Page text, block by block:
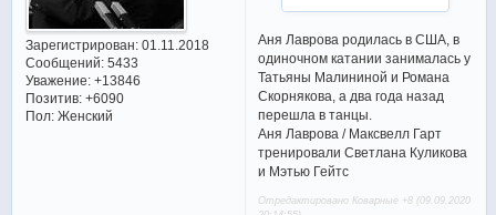
Зарегистрирован: 01.11.2018
Сообщений:5433
Уважение: +13846
Позитив: +6090
Пол:Женский
Аня Лаврова родилась в США, в
одиночном катании занималась у
Татьяны Малининой и Романа
Скорнякова, а два года назад
перешла в танцы.
Аня Лаврова / Максвелл Гарт
тренировали Светлана Куликова
и Мэтью Гейтс
Отредактировано Коварные +8 (09.09.2020